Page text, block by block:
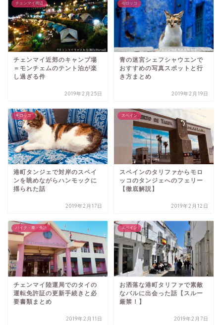
チェンマイ周辺
チェンマイ近郊のキャンプ場
＝モンチェムのテント泊が楽
し過ぎる件
2019年2月25日
モロッコ
青の迷宮シェフシャウエンで
おすすめの写真スポットと行
き方まとめ
2019年2月19日
モロッコ
港町タンジェで対岸のスペイ
ンを眺めながらハンモックに
揺られた話
2019年2月17日
スペイン
スペインのタリファからモロ
ッコのタンジェへのフェリー
【徹底解説】
2019年2月12日
バイク・車・免許
チェンマイ陸運局でのタイの
運転免許証の更新手続きと必
要書類まとめ
2019年2月11日
スペイン
お洒落な港町タリファで素敵
なバルに出会った話【スルー
厳禁！】
2019年2月7日